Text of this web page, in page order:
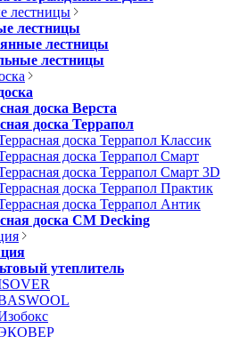
лестницы
лестницы
лестницы
лестницы
доска Верста
доска Террапол
доска Террапол Классик
доска Террапол Смарт
доска Террапол Смарт 3D
доска Террапол Практик
доска Террапол Антик
доска CM Decking
утеплитель